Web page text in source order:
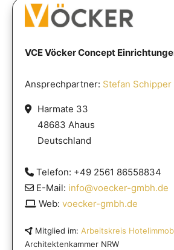
VCE Vöcker Concept
Ansprechpartner: Stefan Schipper
Harmate 33
48683 Ahaus
Deutschland
Telefon: +49 2561 86558834
E-Mail: info@voecker-gmbh.de
Web: voecker-gmbh.de
Mitglied im: Arbeitskreis
Architektenkammer NRW